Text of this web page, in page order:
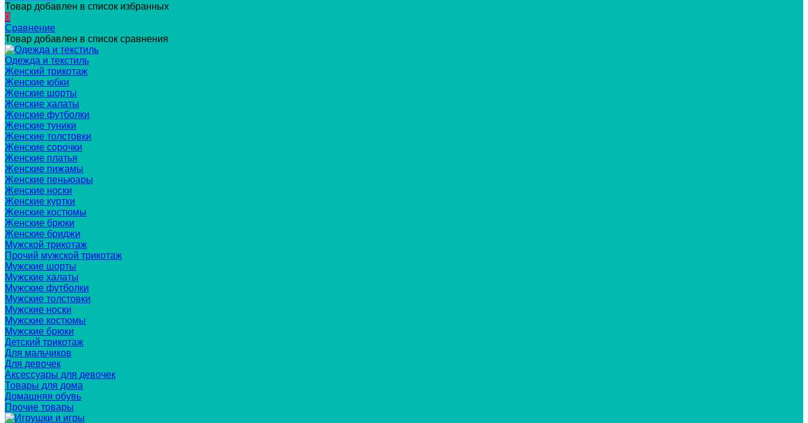
Товар добавлен в список избранных
0
Сравнение
Товар добавлен в список сравнения
Одежда и текстиль
Женский трикотаж
Женские юбки
Женские шорты
Женские халаты
Женские футболки
Женские туники
Женские толстовки
Женские сорочки
Женские платья
Женские пижамы
Женские пеньюары
Женские носки
Женские куртки
Женские костюмы
Женские брюки
Женские бриджи
Мужской трикотаж
Прочий мужской трикотаж
Мужские шорты
Мужские халаты
Мужские футболки
Мужские толстовки
Мужские носки
Мужские костюмы
Мужские брюки
Детский трикотаж
Для мальчиков
Для девочек
Аксессуары для девочек
Товары для дома
Домашняя обувь
Прочие товары